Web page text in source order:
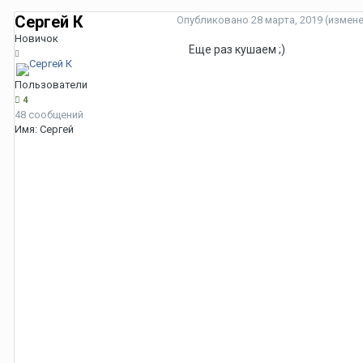
Сергей К
Новичок
Пользователи
4
48 сообщений
Имя: Сергей
Опубликовано 28 марта, 2019
Еще раз кушаем ;)